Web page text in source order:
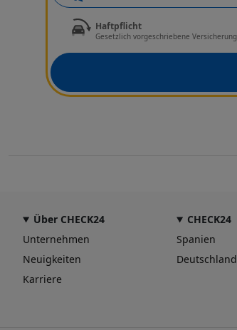
Haftpflicht
Gesetzlich vorgeschriebene Versicherung
Über CHECK24
Unternehmen
Neuigkeiten
Karriere
CHECK24
Spanien
Deutschland